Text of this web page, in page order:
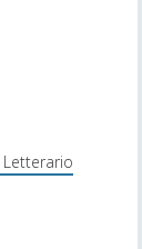
Letterario